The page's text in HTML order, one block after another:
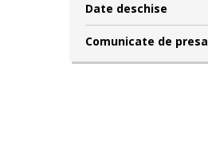
Date deschise
Comunicate de presa